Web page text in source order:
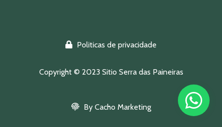
Politicas de privacidade
Copyright © 2023 Sitio Serra das Paineiras
By Cacho Marketing